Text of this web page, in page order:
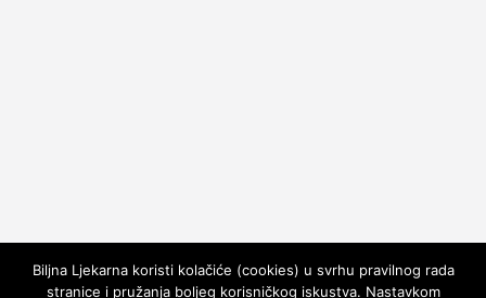
Biljna Ljekarna koristi kolačiće (cookies) u svrhu pravilnog rada
stranice i pružanja boljeg korisničkog iskustva. Nastavkom